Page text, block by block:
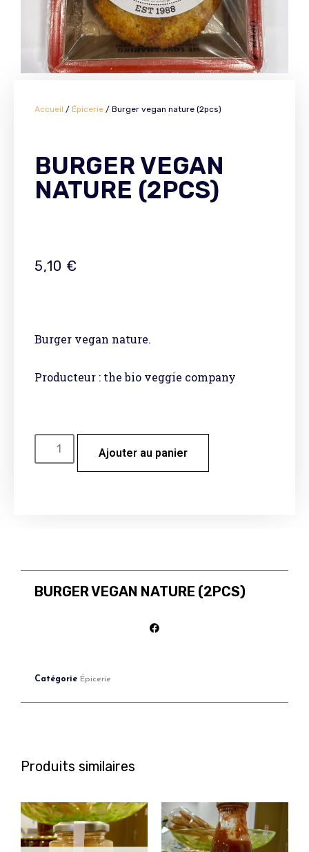
Accueil / Épicerie / Burger vegan nature (2pcs)
BURGER VEGAN
NATURE (2PCS)
5,10 €
Burger vegan nature.
Producteur : the bio veggie company
Ajouter au panier
BURGER VEGAN NATURE (2PCS)
Catégorie Épicerie
Produits similaires